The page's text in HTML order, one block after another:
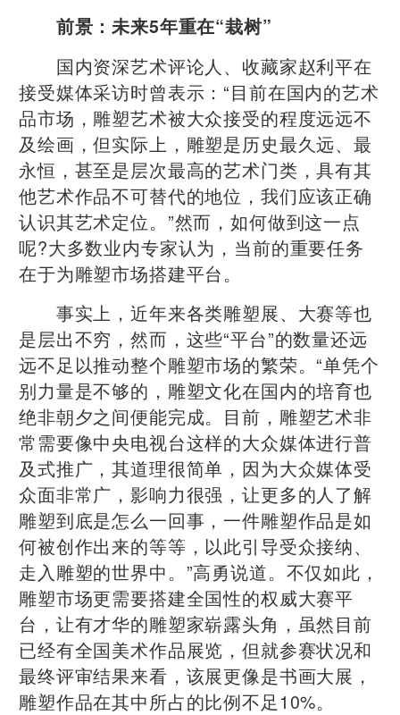
前景：未来5年重在“栽树”
国内资深艺术评论人、收藏家赵利平在
接受媒体采访时曾表示：“目前在国内的艺术
品市场，雕塑艺术被大众接受的程度远远不
及绘画，但实际上，雕塑是历史最久远、最
永恒，甚至是层次最高的艺术门类，具有其
他艺术作品不可替代的地位，我们应该正确
认识其艺术定位。”然而，如何做到这一点
呢?大多数业内专家认为，当前的重要任务
在于为雕塑市场搭建平台。
事实上，近年来各类雕塑展、大赛等也
是层出不穷，然而，这些“平台”的数量还远
远不足以推动整个雕塑市场的繁荣。“单凭个
别力量是不够的，雕塑文化在国内的培育也
绝非朝夕之间便能完成。目前，雕塑艺术非
常需要像中央电视台这样的大众媒体进行普
及式推广，其道理很简单，因为大众媒体受
众面非常广，影响力很强，让更多的人了解
雕塑到底是怎么一回事，一件雕塑作品是如
何被创作出来的等等，以此引导受众接纳、
走入雕塑的世界中。”高勇说道。不仅如此，
雕塑市场更需要搭建全国性的权威大赛平
台，让有才华的雕塑家崭露头角，虽然目前
已经有全国美术作品展览，但就参赛状况和
最终评审结果来看，该展更像是书画大展，
雕塑作品在其中所占的比例不足10%。